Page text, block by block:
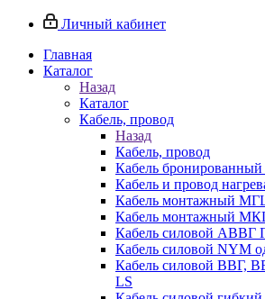
Личный кабинет
Главная
Каталог
Назад
Каталог
Кабель, провод
Назад
Кабель, провод
Кабель
Кабель и провод
Кабель монтажный
Кабель монтажный
Кабель силовой АВВГ
Кабель силовой NYM
Кабель силовой ВВГ,
LS